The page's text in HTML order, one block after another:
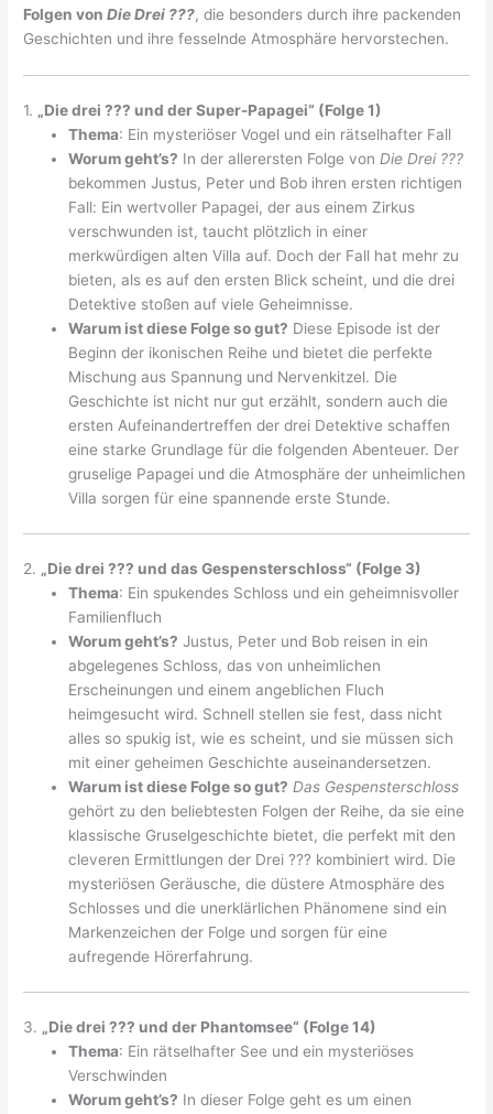
Folgen vonDie Drei ???, die besonders durch ihre packenden
Geschichten und ihre fesselnde Atmosphäre hervorstechen.
1. „Die drei ??? und der Super-Papagei“ (Folge 1)
Thema: Ein mysteriöser Vogel und ein rätselhafter Fall
Worum geht’s? In der allerersten Folge vonDie Drei ???
bekommen Justus, Peter und Bob ihren ersten richtigen
Fall: Ein wertvoller Papagei, der aus einem Zirkus
verschwunden ist, taucht plötzlich in einer
merkwürdigen alten Villa auf. Doch der Fall hat mehr zu
bieten, als es auf den ersten Blick scheint, und die drei
Detektive stoßen auf viele Geheimnisse.
Warum ist diese Folge so gut? Diese Episode ist der
Beginn der ikonischen Reihe und bietet die perfekte
Mischung aus Spannung und Nervenkitzel. Die
Geschichte ist nicht nur gut erzählt, sondern auch die
ersten Aufeinandertreffen der drei Detektive schaffen
eine starke Grundlage für die folgenden Abenteuer. Der
gruselige Papagei und die Atmosphäre der unheimlichen
Villa sorgen für eine spannende erste Stunde.
2. „Die drei ??? und das Gespensterschloss“ (Folge 3)
Thema: Ein spukendes Schloss und ein geheimnisvoller
Familienfluch
Worum geht’s? Justus, Peter und Bob reisen in ein
abgelegenes Schloss, das von unheimlichen
Erscheinungen und einem angeblichen Fluch
heimgesucht wird. Schnell stellen sie fest, dass nicht
alles so spukig ist, wie es scheint, und sie müssen sich
mit einer geheimen Geschichte auseinandersetzen.
Warum ist diese Folge so gut? Das Gespensterschloss
gehört zu den beliebtesten Folgen der Reihe, da sie eine
klassische Gruselgeschichte bietet, die perfekt mit den
cleveren Ermittlungen der Drei ??? kombiniert wird. Die
mysteriösen Geräusche, die düstere Atmosphäre des
Schlosses und die unerklärlichen Phänomene sind ein
Markenzeichen der Folge und sorgen für eine
aufregende Hörerfahrung.
3. „Die drei ??? und der Phantomsee“ (Folge 14)
Thema: Ein rätselhafter See und ein mysteriöses
Verschwinden
Worum geht’s? In dieser Folge geht es um einen